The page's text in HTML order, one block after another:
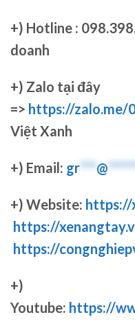
+) Hotline :
doanh
+) Zalo tại đây
=> https://zalo.me/
Việt Xanh
+) Email: gr***@
+) Website: https://
https://
https://
+)
Youtube: https://